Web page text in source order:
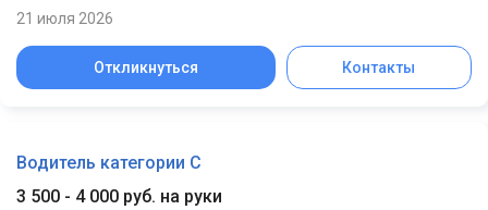
21 июля 2026
Откликнуться Контакты
Водитель категории C
3 500 - 4 000 руб. на руки